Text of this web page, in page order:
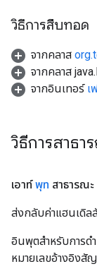
วิธีการสืบทอด
จากคลาส
จากคลาส
จากอินเทอร์ เ
วิธีการสาธา
เอาท์พุท สาธารณะ
ส่งกลับค่าแฮนเดิ
อินพุตสำหรับการด
หมายเลขอ้างอิง